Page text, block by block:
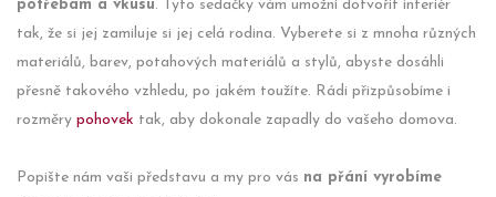
potřebám a vkusu. Tyto sedačky vám umožní dotvořit interiér
tak, že si jej zamiluje si jej celá rodina. Vyberete si z mnoha různých
materiálů, barev, potahových materiálů a stylů, abyste dosáhli
přesně takového vzhledu, po jakém toužíte. Rádi přizpůsobíme i
rozměry pohovek tak, aby dokonale zapadly do vašeho domova.
Popište nám vaši představu a my pro vás na přání vyrobíme